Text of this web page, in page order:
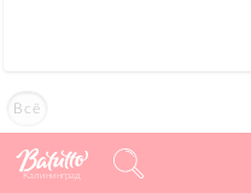
Всё
Калининград